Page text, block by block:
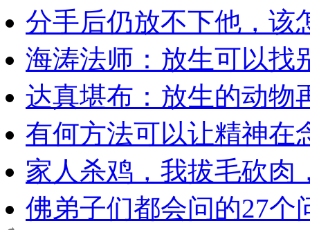
分手后仍放不下他，该
海涛法师：放生可以找
达真堪布：放生的动物
有何方法可以让精神在
家人杀鸡，我拔毛砍肉
佛弟子们都会问的27个